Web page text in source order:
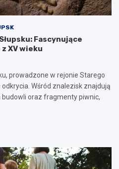
Fascynujące
XV wieku
prowadzone w rejonie Starego
Wśród znalezisk znajdują
budowli oraz fragmenty piwnic,